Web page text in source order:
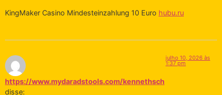
KingMaker Casino Mindesteinzahlung 10 Euro hubu.ru
https://www.mydaradstools.com/kennethsch
disse:
julho 10, 2026 às
1:37 pm